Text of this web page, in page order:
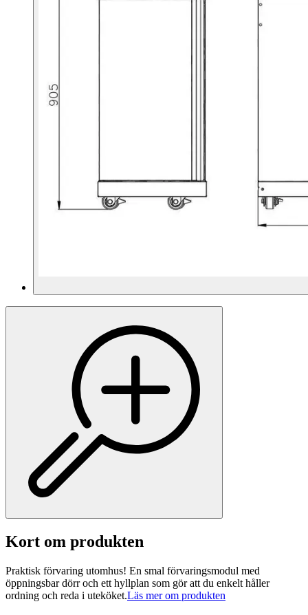
Kort om produkten
Praktisk förvaring utomhus! En smal förvaringsmodul med
öppningsbar dörr och ett hyllplan som gör att du enkelt håller
ordning och reda i uteköket.Läs mer om produkten